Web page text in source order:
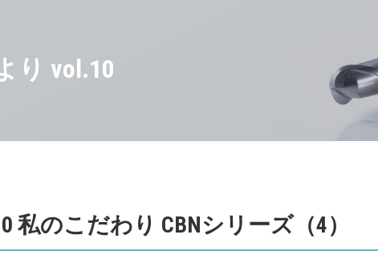
り vol.10
私のこだわり CBNシリーズ（4）